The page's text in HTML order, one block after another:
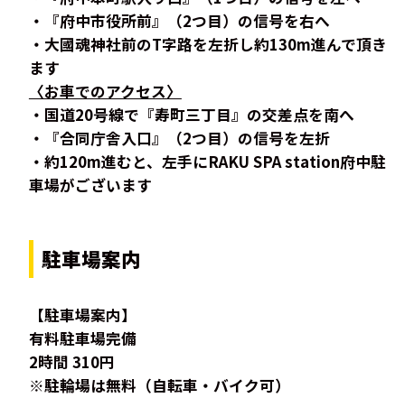
・『府中市役所前』（2つ目）の信号を右へ
・大國魂神社前のT字路を左折し約130m進んで頂き
ます
〈お車でのアクセス〉
・国道20号線で『寿町三丁目』の交差点を南へ
・『合同庁舎入口』（2つ目）の信号を左折
・約120m進むと、左手にRAKU SPA station府中駐
車場がございます
駐車場案内
【駐車場案内】
有料駐車場完備
2時間 310円
※駐輪場は無料（自転車・バイク可）